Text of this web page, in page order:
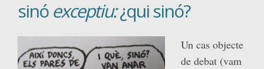
sinóexceptiu:¿qui sinó?
Un cas objecte
de debat (vam